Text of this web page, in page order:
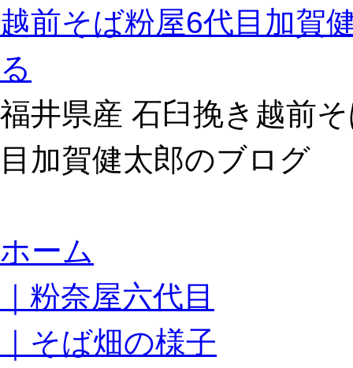
越前そば粉屋6代目加賀
る
福井県産 石臼挽き越前
目加賀健太郎のブログ
ン
ツ
ホーム
｜粉奈屋六代目
｜そば畑の様子